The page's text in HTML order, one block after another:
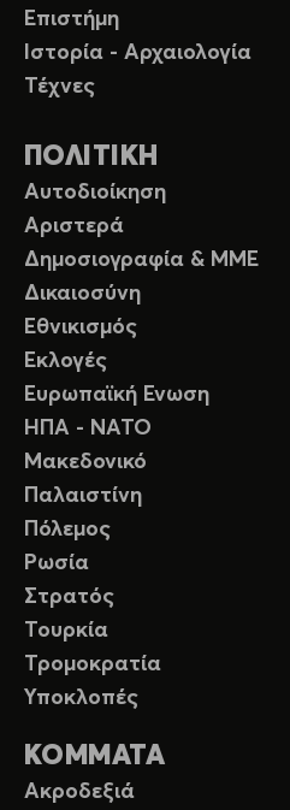
Επιστήμη
Ιστορία - Αρχαιολογία
Τέχνες
ΠΟΛΙΤΙΚΗ
Αυτοδιοίκηση
Αριστερά
Δημοσιογραφία & ΜΜΕ
Δικαιοσύνη
Εθνικισμός
Εκλογές
Ευρωπαϊκή Ενωση
ΗΠΑ - ΝΑΤΟ
Μακεδονικό
Παλαιστίνη
Πόλεμος
Ρωσία
Στρατός
Τουρκία
Τρομοκρατία
Υποκλοπές
ΚΟΜΜΑΤΑ
Ακροδεξιά